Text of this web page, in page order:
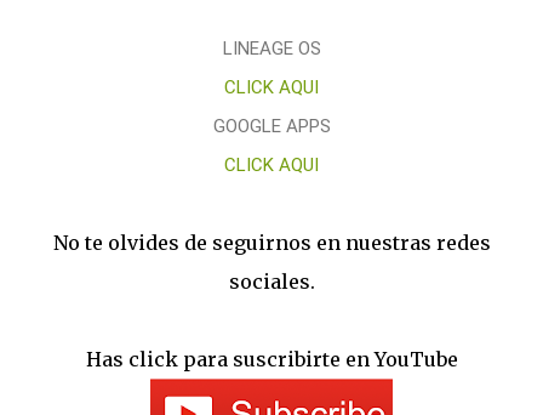
LINEAGE OS
CLICK AQUI
GOOGLE APPS
CLICK AQUI
No te olvides de seguirnos en nuestras redes
sociales.
Has click para suscribirte en YouTube